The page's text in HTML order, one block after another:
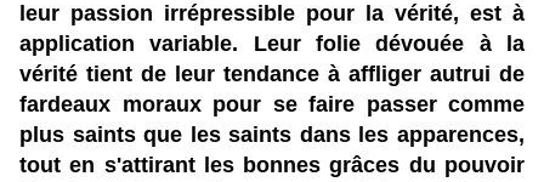
leur passion irrépressible pour la vérité, est à
application variable. Leur folie dévouée à la
vérité tient de leur tendance à affliger autrui de
fardeaux moraux pour se faire passer comme
plus saints que les saints dans les apparences,
tout en s'attirant les bonnes grâces du pouvoir